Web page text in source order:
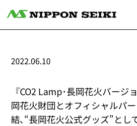
2022.06.10
『CO2 Lamp･長岡花火バージ
岡花火財団とオフィシャルパ
結､“長岡花火公式グッズ”とし